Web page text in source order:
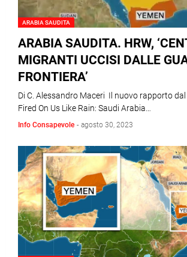
ARABIA SAUDITA
ARABIA SAUDITA. HRW,
MIGRANTI UCCISI DALLE
FRONTIERA’
Di C. Alessandro Maceri Il nuovo rapporto dal
Fired On Us Like Rain: Saudi Arabia…
Info Consapevole - agosto 30, 2023